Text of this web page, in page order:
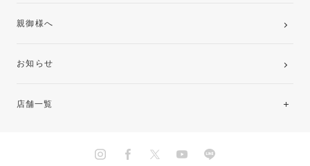
親御様へ
お知らせ
店舗一覧